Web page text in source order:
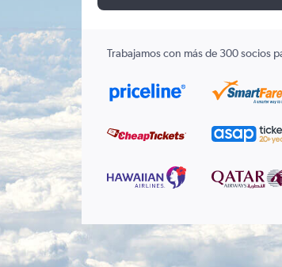
Trabajamos con más de 300 socios